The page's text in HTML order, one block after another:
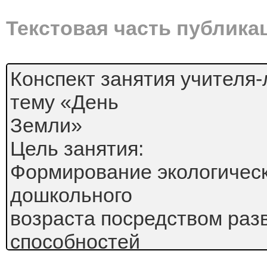
Текстовая часть
Конспект занятия
тему «День
Земли»
Цель занятия:
Формирование
дошкольного
возраста посредством
способностей